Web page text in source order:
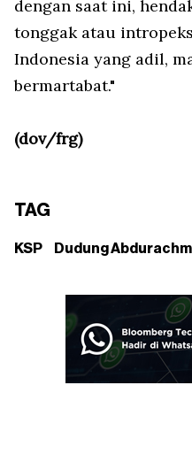
dengan saat ini,
tonggak atau
Indonesia yang adil,
bermartabat."
(dov/frg)
TAG
KSP Dudung